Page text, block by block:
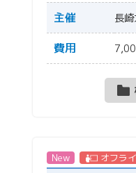
主催 長
費用
New オフラ